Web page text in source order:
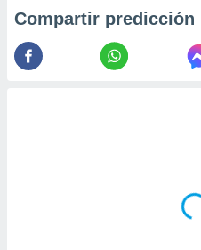
Compartir predicción